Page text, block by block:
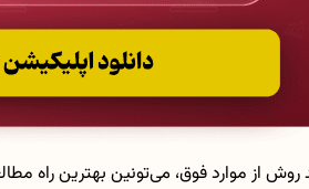
روش از موارد فوق، می‌تونین بهترین راه